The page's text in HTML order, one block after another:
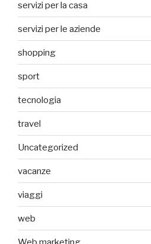
servizi per la casa
servizi per le aziende
shopping
sport
tecnologia
travel
Uncategorized
vacanze
viaggi
web